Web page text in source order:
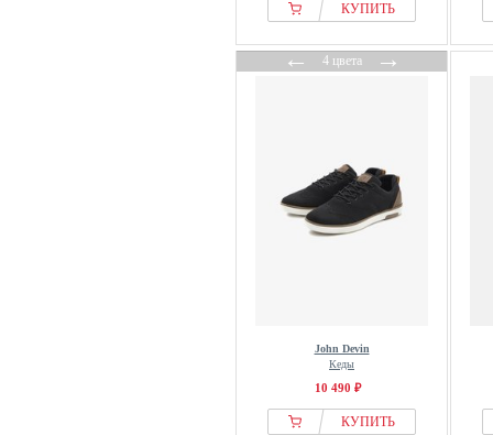
КУПИТЬ
←4 цвета→
John Devin
Кеды
10 490 ₽
КУПИТЬ